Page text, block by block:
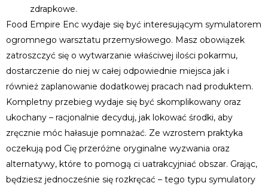
zdrapkowe.
Food Empire Enc wydaje się być interesującym symulatorem
ogromnego warsztatu przemysłowego. Masz obowiązek
zatroszczyć się o wytwarzanie właściwej ilości pokarmu,
dostarczenie do niej w całej odpowiednie miejsca jak i
również zaplanowanie dodatkowej pracach nad produktem.
Kompletny przebieg wydaje się być skomplikowany oraz
ukochany – racjonalnie decyduj, jak lokować środki, aby
zręcznie móc hałasuje pomnażać. Ze wzrostem praktyka
oczekują pod Cię przeróżne oryginalne wyzwania oraz
alternatywy, które to pomogą ci uatrakcyjniać obszar. Grając,
będziesz jednocześnie się rozkręcać – tego typu symulatory